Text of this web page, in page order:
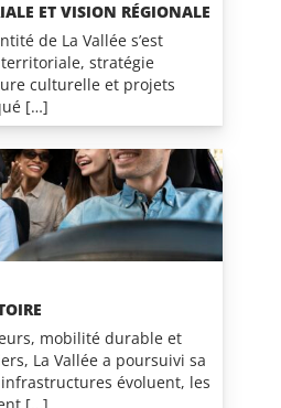
ET VISION RÉGIONALE
de La Vallée s’est
stratégie
culturelle et projets
[…]
mobilité durable et
La Vallée a poursuivi sa
évoluent, les